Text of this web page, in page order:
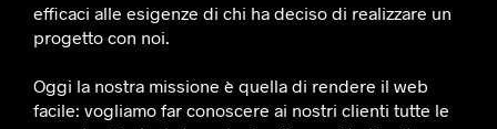
efficaci alle esigenze di chi ha deciso di realizzare un
progetto con noi.
Oggi la nostra missione è quella di rendere il web
facile: vogliamo far conoscere ai nostri clienti tutte le